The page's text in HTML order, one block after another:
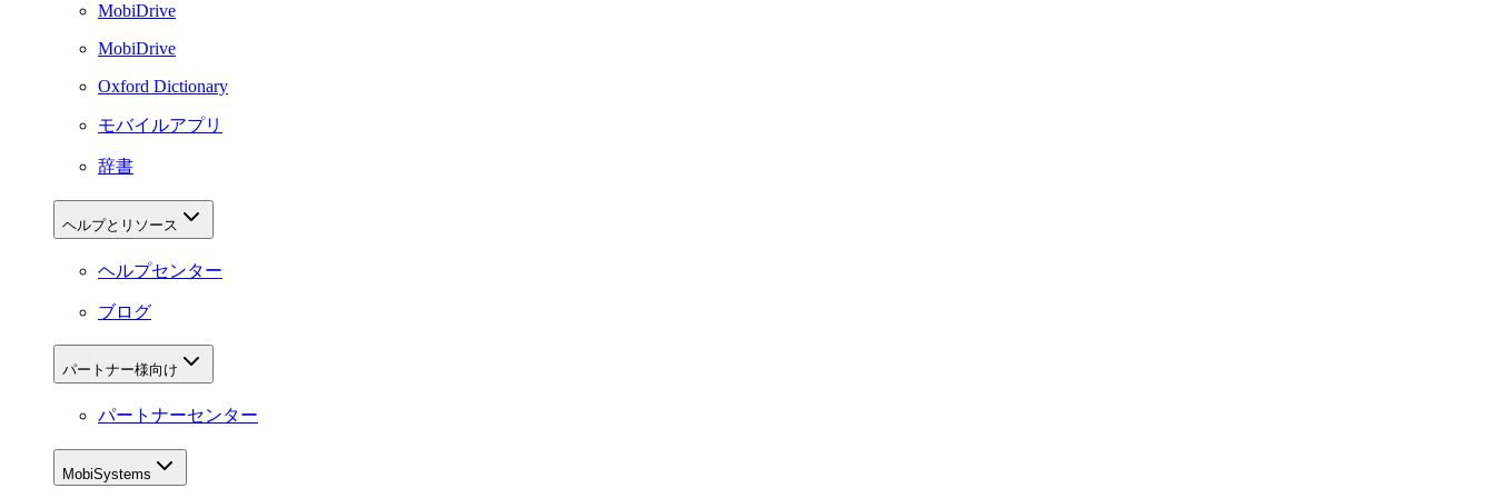
MobiDrive
MobiDrive
Oxford Dictionary
モバイルアプリ
辞書
ヘルプとリソース
ヘルプセンター
ブログ
パートナー様向け
パートナーセンター
MobiSystems